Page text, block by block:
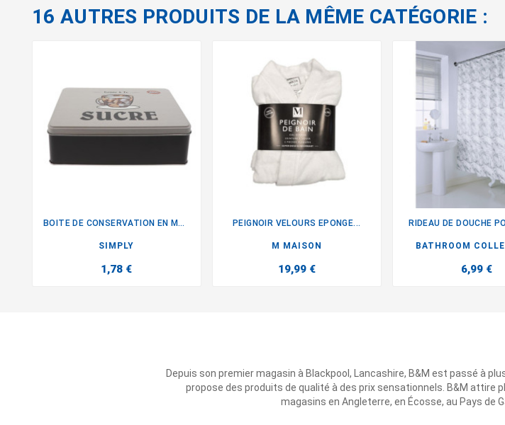
16 AUTRES PRODUITS DE LA MÊME CATÉGORIE :
BOITE DE CONSERVATION EN METAL
SIMPLY
1,78 €
PEIGNOIR VELOURS EPONGE...
M MAISON
19,99 €
RIDEAU DE DOUCHE
BATHROOM
6,99 €
Depuis son premier magasin à Blackpool, Lancashire, B&M est passé à
propose des produits de qualité à des prix sensationnels. B&M attire
magasins en Angleterre, en Écosse, au Pays de